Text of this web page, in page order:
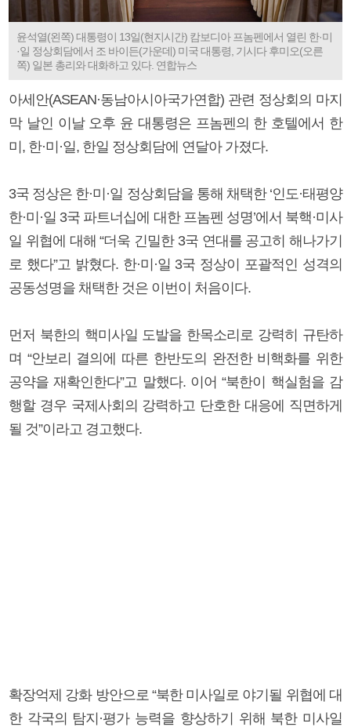
윤석열(왼쪽) 대통령이 13일(현지시간) 캄보디아 프놈펜에서 열린 한·미
·일 정상회담에서 조 바이든(가운데) 미국 대통령, 기시다 후미오(오른
쪽) 일본 총리와 대화하고 있다. 연합뉴스
아세안(ASEAN·동남아시아국가연합) 관련 정상회의 마지
막 날인 이날 오후 윤 대통령은 프놈펜의 한 호텔에서 한
미, 한·미·일, 한일 정상회담에 연달아 가졌다.
3국 정상은 한·미·일 정상회담을 통해 채택한 ‘인도·태평양
한·미·일 3국 파트너십에 대한 프놈펜 성명’에서 북핵·미사
일 위협에 대해 “더욱 긴밀한 3국 연대를 공고히 해나가기
로 했다”고 밝혔다. 한·미·일 3국 정상이 포괄적인 성격의
공동성명을 채택한 것은 이번이 처음이다.
먼저 북한의 핵미사일 도발을 한목소리로 강력히 규탄하
며 “안보리 결의에 따른 한반도의 완전한 비핵화를 위한
공약을 재확인한다”고 말했다. 이어 “북한이 핵실험을 감
행할 경우 국제사회의 강력하고 단호한 대응에 직면하게
될 것”이라고 경고했다.
확장억제 강화 방안으로 “북한 미사일로 야기될 위협에 대
한 각국의 탐지·평가 능력을 향상하기 위해 북한 미사일